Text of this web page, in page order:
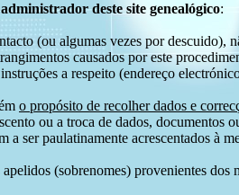
deste site genealógico:
(ou algumas vezes por descuido),
causados por este
a respeito (endereço
o propósito de recolher dados e
ou a troca de dados, documentos
a ser paulatinamente acrescentados à
(sobrenomes) provenientes dos